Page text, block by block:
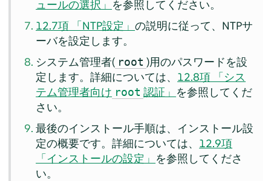
ュールの選択」 を参照してください。
12.7項 「NTP設定」の説明に従って、NTPサ
ーバを設定します。
システム管理者( root )用のパスワードを設
定します。詳細については、 12.8項 「シス
テム管理者向け root 認証」 を参照してくだ
さい。
最後のインストール手順は、インストール設
定の概要です。詳細については、 12.9項
「インストールの設定」 を参照してくださ
い。